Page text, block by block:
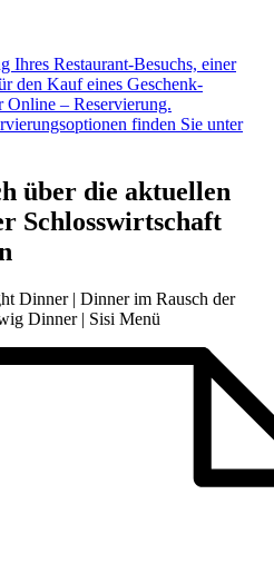
Ihres Restaurant-Besuchs, einer
den Kauf eines Geschenk-
– Reservierung.
finden Sie unter
über die aktuellen
Schlosswirtschaft
Dinner | Dinner im Rausch der
Dinner | Sisi Menü